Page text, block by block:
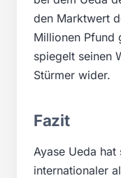
den Marktwert
Millionen Pfund
spiegelt seinen
Stürmer wider.
Fazit
Ayase Ueda
internationaler